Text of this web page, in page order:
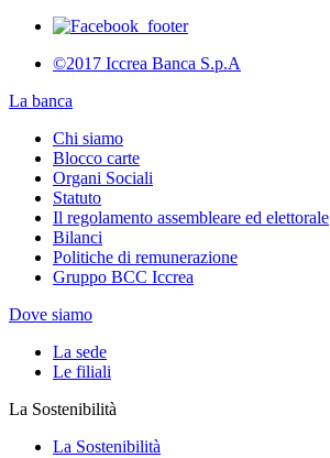
©2017 Iccrea Banca S.p.A
La banca
Chi siamo
Blocco carte
Organi Sociali
Statuto
Il regolamento assembleare ed elettorale
Bilanci
Politiche di remunerazione
Gruppo BCC Iccrea
Dove siamo
La sede
Le filiali
La Sostenibilità
La Sostenibilità